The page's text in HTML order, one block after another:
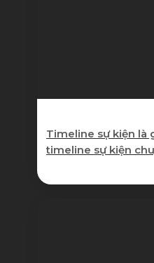
Timeline sự kiện là
timeline sự kiện